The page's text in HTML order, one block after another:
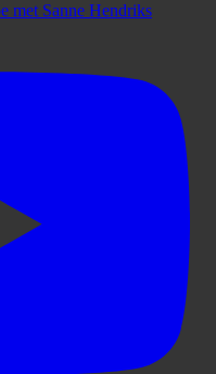
met Sanne Hendriks